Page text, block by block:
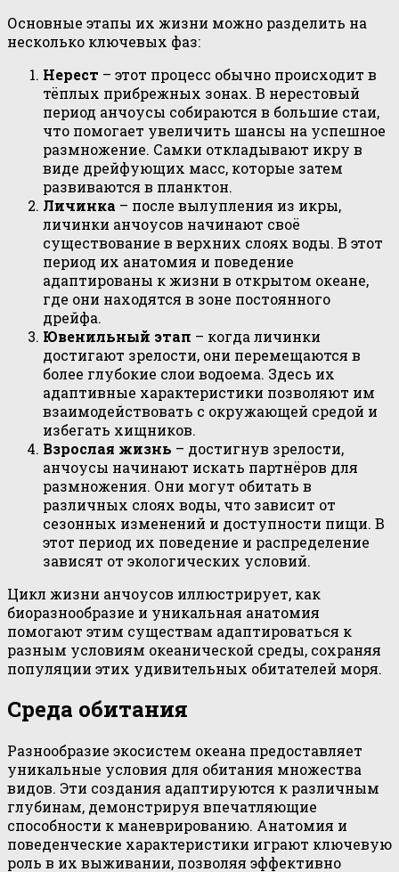
Основные этапы их жизни можно разделить на
несколько ключевых фаз:
Нерест – этот процесс обычно происходит в
тёплых прибрежных зонах. В нерестовый
период анчоусы собираются в большие стаи,
что помогает увеличить шансы на успешное
размножение. Самки откладывают икру в
виде дрейфующих масс, которые затем
развиваются в планктон.
Личинка – после вылупления из икры,
личинки анчоусов начинают своё
существование в верхних слоях воды. В этот
период их анатомия и поведение
адаптированы к жизни в открытом океане,
где они находятся в зоне постоянного
дрейфа.
Ювенильный этап – когда личинки
достигают зрелости, они перемещаются в
более глубокие слои водоема. Здесь их
адаптивные характеристики позволяют им
взаимодействовать с окружающей средой и
избегать хищников.
Взрослая жизнь – достигнув зрелости,
анчоусы начинают искать партнёров для
размножения. Они могут обитать в
различных слоях воды, что зависит от
сезонных изменений и доступности пищи. В
этот период их поведение и распределение
зависят от экологических условий.
Цикл жизни анчоусов иллюстрирует, как
биоразнообразие и уникальная анатомия
помогают этим существам адаптироваться к
разным условиям океанической среды, сохраняя
популяции этих удивительных обитателей моря.
Среда обитания
Разнообразие экосистем океана предоставляет
уникальные условия для обитания множества
видов. Эти создания адаптируются к различным
глубинам, демонстрируя впечатляющие
способности к маневрированию. Анатомия и
поведенческие характеристики играют ключевую
роль в их выживании, позволяя эффективно